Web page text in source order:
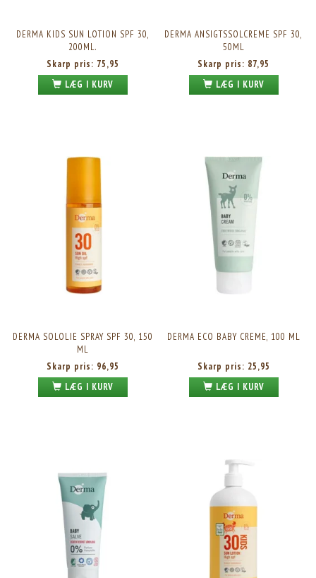
DERMA KIDS SUN LOTION SPF 30,
200ML.
Skarp pris: 75,95
LÆG I KURV
DERMA ANSIGTSSOLCREME SPF 30,
50ML
Skarp pris: 87,95
LÆG I KURV
DERMA SOLOLIE SPRAY SPF 30, 150
ML
Skarp pris: 96,95
LÆG I KURV
DERMA ECO BABY CREME, 100 ML
Skarp pris: 25,95
LÆG I KURV